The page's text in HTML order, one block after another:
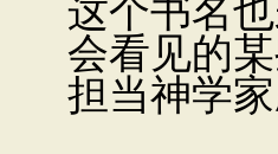
这个书名
会看见的
担当神学